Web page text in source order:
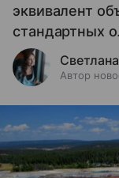
эквивалент
стандартных
Автор